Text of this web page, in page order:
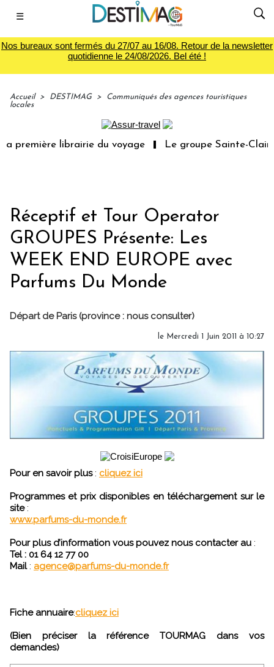
☰
Nos bureaux sont fermés du 27/07 au 16/08. Retour de la newsletter
quotidienne le 24/08/2026. Bel été !
Accueil > DESTIMAG >
Communiqués des agences touristiques
locales
première librairie du voyage Le groupe Sainte-Claire
Réceptif et Tour Operator
GROUPES Présente: Les
WEEK END EUROPE avec
Parfums Du Monde
Départ de Paris (province : nous consulter)
le Mercredi 1 Juin 2011 à 10:27
Pour en savoir plus: cliquez ici
Programmes et prix disponibles en téléchargement sur le
site:
www.parfums-du-monde.fr
Pour plus d’information vous pouvez nous contacter au :
Tel : 01 64 12 77 00
Mail: agence@parfums-du-monde.fr
Fiche annuaire:cliquez ici
(Bien préciser la référence TOURMAG dans vos
demandes)